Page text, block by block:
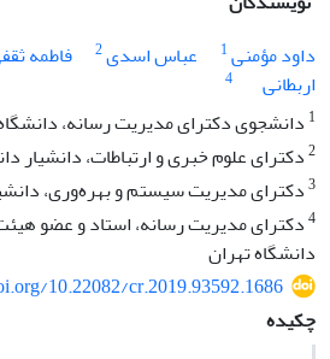
داود مؤمنی1 عباس اسدی2 فاطمه
اربطانی
4
1 دانشجوی دکترای مدیریت رسانه،
2دکترای علوم خبری و ارتباطات، دانشیار
3دکترای مدیریت سیستم و بهره‌وری،
4دکترای مدیریت رسانه، استاد و عضو
دانشگاه تهران
10.22082/cr.2019.93592.1686
چکیده